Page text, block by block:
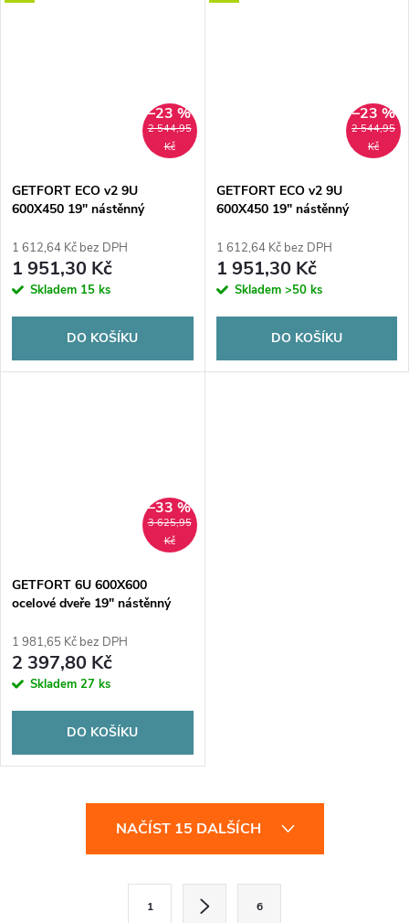
2 544,95
Kč
–23 %
GETFORT ECO v2 9U
600X450 19" nástěnný
1 612,64 Kč bez DPH
1 951,30 Kč
Skladem 15 ks
DO KOŠÍKU
2 544,95
Kč
–23 %
GETFORT ECO v2 9U
600X450 19" nástěnný
1 612,64 Kč bez DPH
1 951,30 Kč
Skladem >50 ks
DO KOŠÍKU
3 625,95
Kč
–33 %
GETFORT 6U 600X600
ocelové dveře 19" nástěnný
1 981,65 Kč bez DPH
2 397,80 Kč
Skladem 27 ks
DO KOŠÍKU
NAČÍST 15 DALŠÍCH
1 6